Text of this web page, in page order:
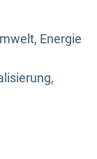
Energie